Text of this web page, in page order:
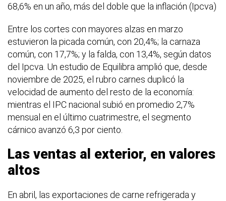
68,6% en un año, más del doble que la inflación (Ipcva)
Entre los cortes con mayores alzas en marzo
estuvieron la picada común, con 20,4%; la carnaza
común, con 17,7%; y la falda, con 13,4%, según datos
del Ipcva. Un estudio de Equilibra amplió que, desde
noviembre de 2025, el rubro carnes duplicó la
velocidad de aumento del resto de la economía:
mientras el IPC nacional subió en promedio 2,7%
mensual en el último cuatrimestre, el segmento
cárnico avanzó 6,3 por ciento.
Las ventas al exterior, en valores
altos
En abril, las exportaciones de carne refrigerada y